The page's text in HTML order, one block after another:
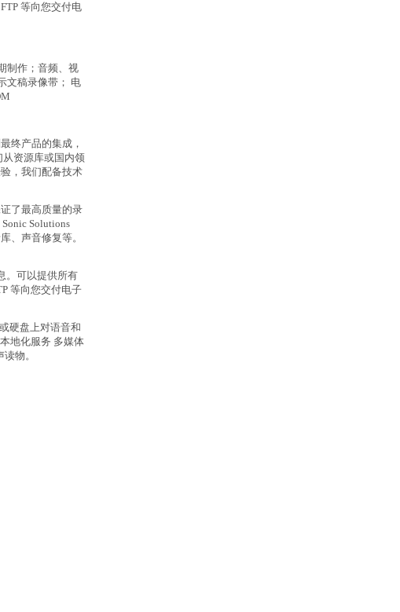
等向您交付电
制作；音频、视
文稿录像带； 电
终产品的集成，
资源库或国内领
，我们配备技术
了最高质量的录
Solutions
、声音修复等。
。可以提供所有
等向您交付电子
硬盘上对语音和
地化服务 多媒体
物。